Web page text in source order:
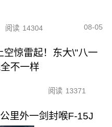
阅读 14304 08-05
空惊雷起！东大\"八一
不一样
阅读 13371
里外一剑封喉F-15J